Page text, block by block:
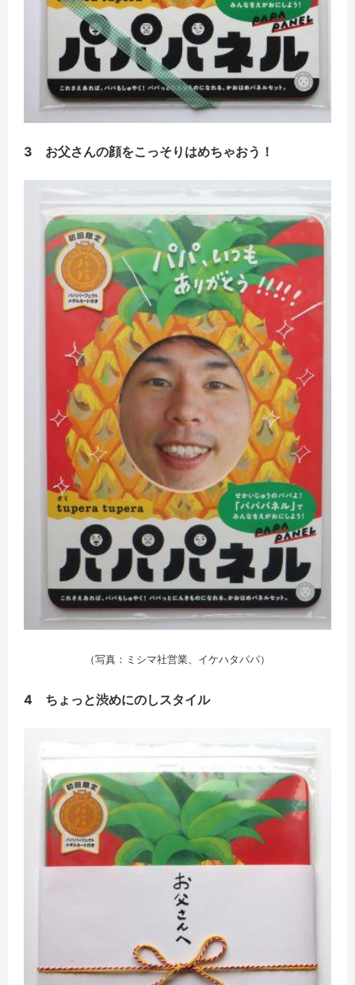
3 お父さんの顔をこっそりはめちゃおう！
（写真：ミシマ社営業、イケハタパパ）
4 ちょっと渋めにのしスタイル